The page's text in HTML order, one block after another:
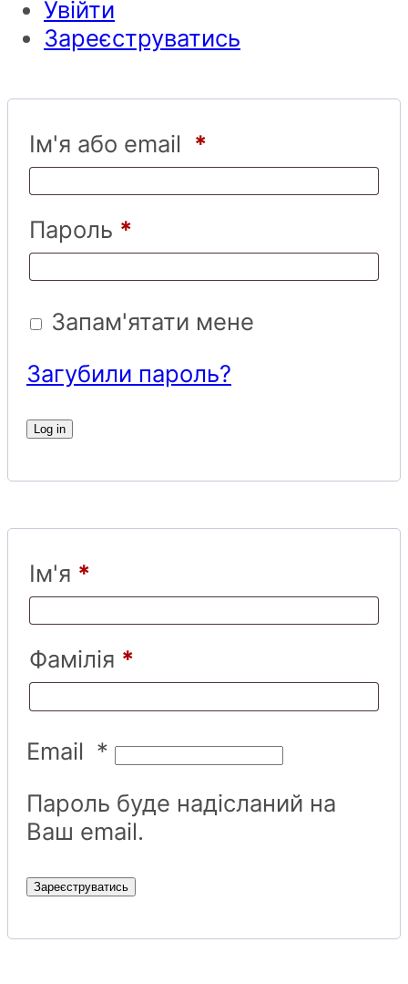
Увійти
Зареєструватись
Ім'я або email *
Пароль *
Запам'ятати мене
Загубили пароль?
Log in
Ім'я *
Фамілія *
Email *
Пароль буде надісланий на
Ваш email.
Зареєструватись